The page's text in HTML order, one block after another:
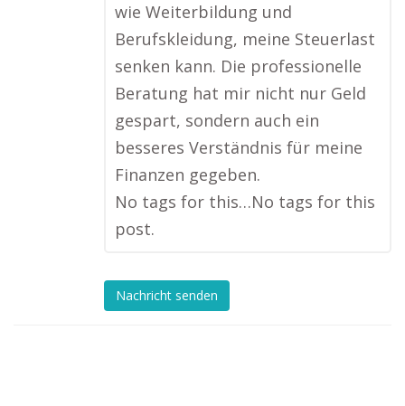
wie Weiterbildung und
Berufskleidung, meine Steuerlast
senken kann. Die professionelle
Beratung hat mir nicht nur Geld
gespart, sondern auch ein
besseres Verständnis für meine
Finanzen gegeben.
No tags for this…No tags for this
post.
Nachricht senden